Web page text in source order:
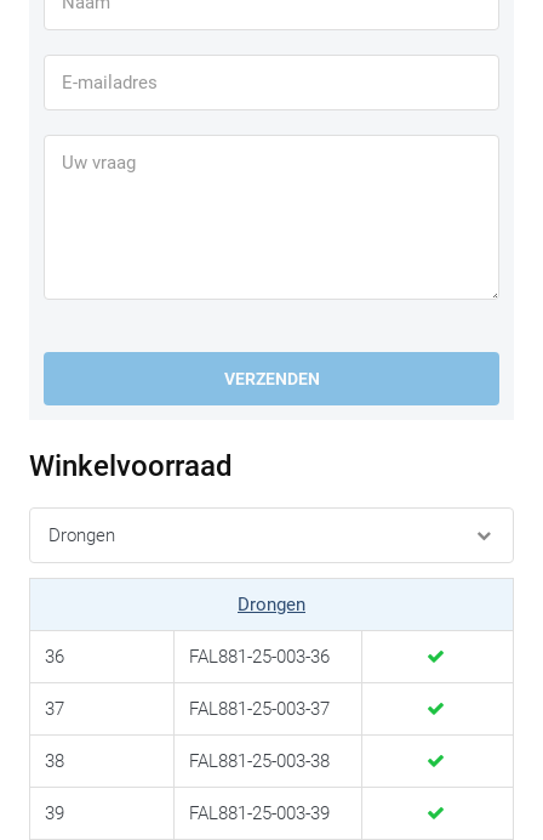
VERZENDEN
Winkelvoorraad
Drongen
36 FAL881-25-003-36
37 FAL881-25-003-37
38 FAL881-25-003-38
39 FAL881-25-003-39